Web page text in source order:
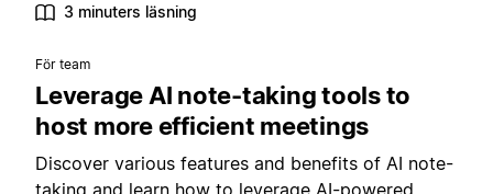
3 minuters läsning
För team
Leverage AI note-taking tools to
host more efficient meetings
Discover various features and benefits of AI note-